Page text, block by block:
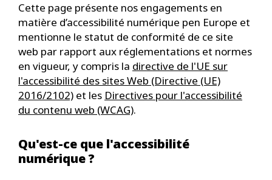
Cette page présente nos engagements en
matière d’accessibilité numérique pen Europe et
mentionne le statut de conformité de ce site
web par rapport aux réglementations et normes
en vigueur, y compris la directive de l'UE sur
l'accessibilité des sites Web (Directive (UE)
2016/2102) et les Directives pour l'accessibilité
du contenu web (WCAG).
Qu'est-ce que l'accessibilité
numérique ?